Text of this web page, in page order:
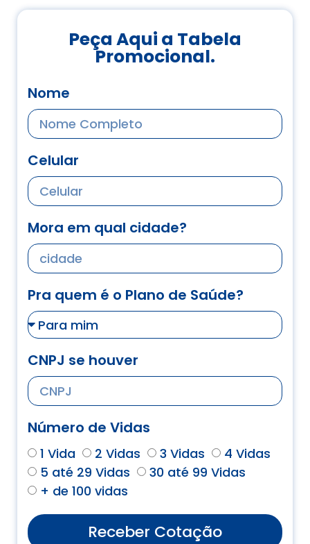
Peça Aqui a Tabela
Promocional.
Nome
Celular
Mora em qual cidade?
Pra quem é o Plano de Saúde?
CNPJ se houver
Número de Vidas
1 Vida 2 Vidas 3 Vidas
4 Vidas
5 até 29 Vidas
30 até 99 Vidas
+ de 100 vidas
Receber Cotação